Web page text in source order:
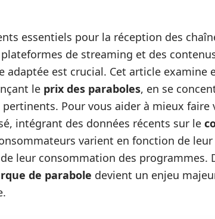
essentiels pour la réception des
de streaming et des
adaptée est crucial. Cet article examine
le prix des paraboles, en se
pertinents. Pour vous aider à mieux faire
intégrant des données récents sur le
varient en fonction de leur
leur consommation des programmes.
de parabole devient un enjeu